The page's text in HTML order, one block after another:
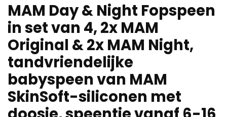
MAM Day & Night Fopspeen
in set van 4, 2x MAM
Original & 2x MAM Night,
tandvriendelijke
babyspeen van MAM
SkinSoft-siliconen met